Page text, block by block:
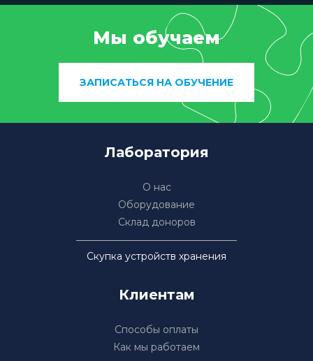
Мы обучаем
ЗАПИСАТЬСЯ НА ОБУЧЕНИЕ
Лаборатория
О нас
Оборудование
Склад доноров
Скупка устройств хранения
Клиентам
Способы оплаты
Как мы работаем